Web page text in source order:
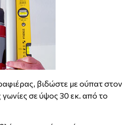
βιδώστε με ούπατ στον
γωνίες σε ύψος 30 εκ. από το